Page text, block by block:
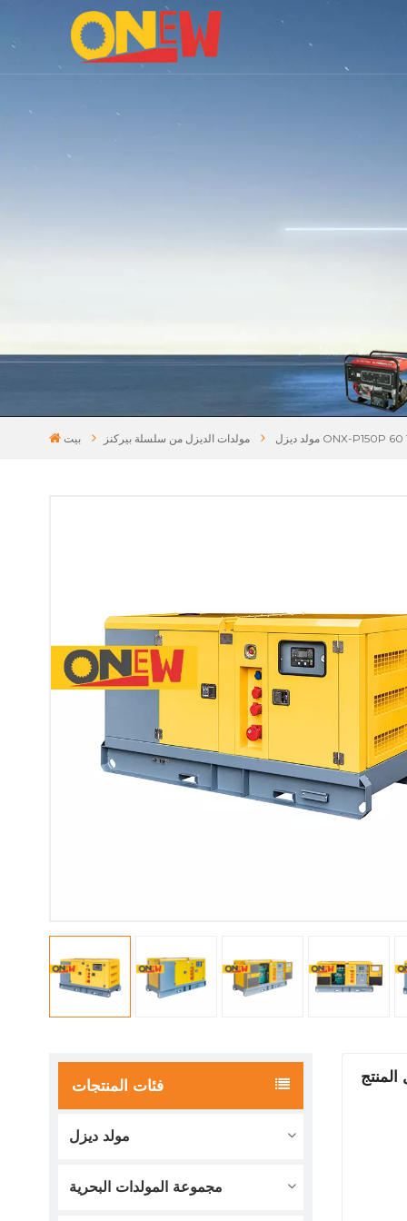
بيت مولدات الديزل من سلسلة بيركنز
فئات المنتجات
مولد ديزل
مجموعة المولدات البحرية